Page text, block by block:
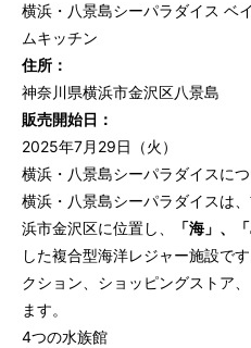
横浜・八景島シーパラダイス ベ
ムキッチン
住所：
神奈川県横浜市金沢区八景島
販売開始日：
2025年7月29日（火）
横浜・八景島シーパラダイスに
横浜・八景島シーパラダイスは
浜市金沢区に位置し、
「海」、
した複合型海洋レジャー施設で
クション、ショッピングストア
ます。
4つの水族館